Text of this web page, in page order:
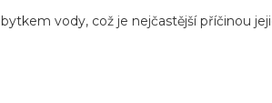
vody, což je nejčastější příčinou